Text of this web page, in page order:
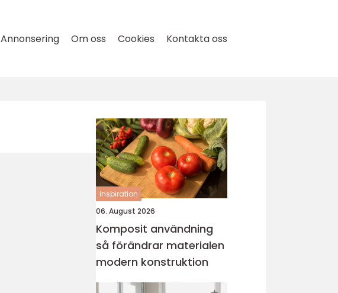
Annonsering Om oss Cookies Kontakta oss
inspiration
06. August 2026
Komposit användning
så förändrar materialen
modern konstruktion